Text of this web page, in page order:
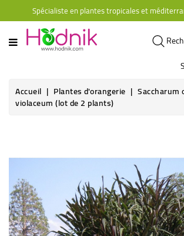
Spécialiste en plantes tropicales et
CATÉGORIE
PLANTES
GRIMPANTES
PLANTES
RUSTIQUES
PLANTES
Accueil
Plantes d'orangerie
violaceum (lot de 2 plants)